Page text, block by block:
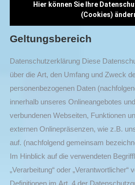
Hier können Sie Ihre
(Cookies)
Geltungsbereich
Datenschutzerklärung Diese
über die Art, den Umfang und Zweck
personenbezogenen Daten
innerhalb unseres Onlineangebotes
verbundenen Webseiten, Funktionen
externen Onlinepräsenzen, wie z.B.
auf. (nachfolgend gemeinsam
Im Hinblick auf die verwendeten
„Verarbeitung“ oder „Verantwortlicher“
Definitionen im Art. 4 der